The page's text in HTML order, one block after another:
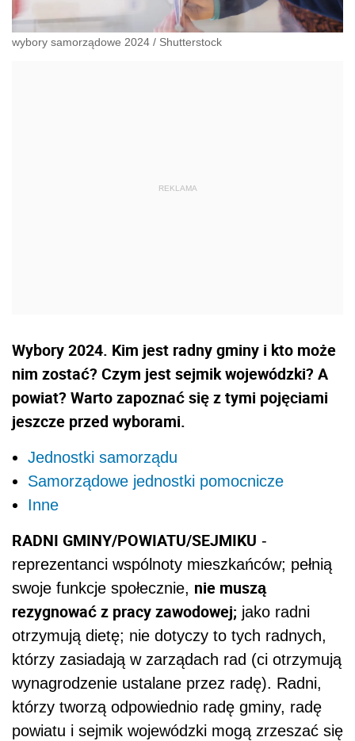
wybory samorządowe 2024 / Shutterstock
Wybory 2024. Kim jest radny gminy i kto może
nim zostać? Czym jest sejmik wojewódzki? A
powiat? Warto zapoznać się z tymi pojęciami
jeszcze przed wyborami.
Jednostki samorządu
Samorządowe jednostki pomocnicze
Inne
RADNI GMINY/POWIATU/SEJMIKU -
reprezentanci wspólnoty mieszkańców; pełnią
swoje funkcje społecznie, nie muszą
rezygnować z pracy zawodowej; jako radni
otrzymują dietę; nie dotyczy to tych radnych,
którzy zasiadają w zarządach rad (ci otrzymują
wynagrodzenie ustalane przez radę). Radni,
którzy tworzą odpowiednio radę gminy, radę
powiatu i sejmik wojewódzki mogą zrzeszać się